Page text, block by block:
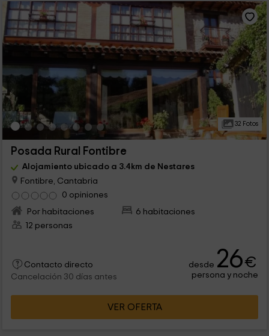
32 Fotos
Posada Rural Fontibre
Alojamiento ubicado a 3.4km de Nestares
Fontibre, Cantabria
0 opiniones
Por habitaciones
6 habitaciones
12 personas
Contacto directo
Cancelación 30 días antes
desde 26€
persona y noche
VER OFERTA